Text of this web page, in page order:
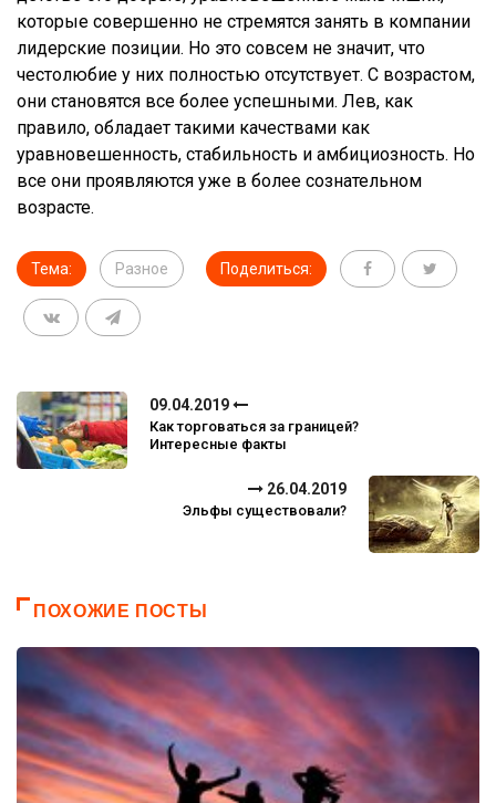
которые совершенно не стремятся занять в компании
лидерские позиции. Но это совсем не значит, что
честолюбие у них полностью отсутствует. С возрастом,
они становятся все более успешными. Лев, как
правило, обладает такими качествами как
уравновешенность, стабильность и амбициозность. Но
все они проявляются уже в более сознательном
возрасте.
Тема: Разное Поделиться:
09.04.2019
Как торговаться за границей?
Интересные факты
26.04.2019
Эльфы существовали?
ПОХОЖИЕ ПОСТЫ